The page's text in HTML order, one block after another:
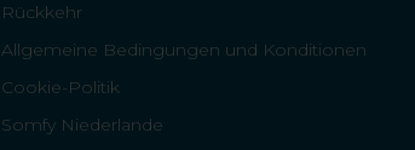
Rückkehr
Allgemeine Bedingungen und Konditionen
Cookie-Politik
Somfy Niederlande